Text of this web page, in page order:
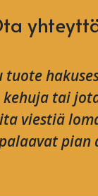
tuote
tai
viestiä
pian